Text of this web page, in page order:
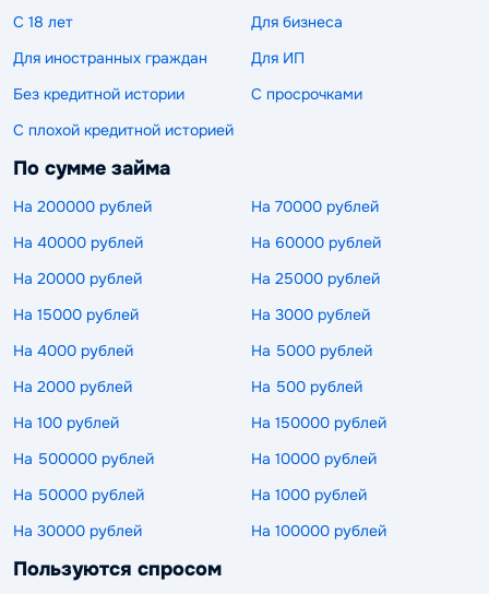
С 18 лет
Для бизнеса
Для иностранных граждан
Для ИП
Без кредитной истории
С просрочками
С плохой кредитной историей
По сумме займа
На 200000 рублей
На 70000 рублей
На 40000 рублей
На 60000 рублей
На 20000 рублей
На 25000 рублей
На 15000 рублей
На 3000 рублей
На 4000 рублей
На 5000 рублей
На 2000 рублей
На 500 рублей
На 100 рублей
На 150000 рублей
На 500000 рублей
На 10000 рублей
На 50000 рублей
На 1000 рублей
На 30000 рублей
На 100000 рублей
Пользуются спросом